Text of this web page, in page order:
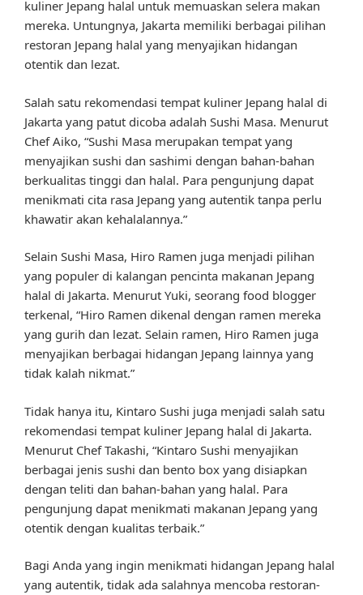
kuliner Jepang halal untuk memuaskan selera makan
mereka. Untungnya, Jakarta memiliki berbagai pilihan
restoran Jepang halal yang menyajikan hidangan
otentik dan lezat.
Salah satu rekomendasi tempat kuliner Jepang halal di
Jakarta yang patut dicoba adalah Sushi Masa. Menurut
Chef Aiko, “Sushi Masa merupakan tempat yang
menyajikan sushi dan sashimi dengan bahan-bahan
berkualitas tinggi dan halal. Para pengunjung dapat
menikmati cita rasa Jepang yang autentik tanpa perlu
khawatir akan kehalalannya.”
Selain Sushi Masa, Hiro Ramen juga menjadi pilihan
yang populer di kalangan pencinta makanan Jepang
halal di Jakarta. Menurut Yuki, seorang food blogger
terkenal, “Hiro Ramen dikenal dengan ramen mereka
yang gurih dan lezat. Selain ramen, Hiro Ramen juga
menyajikan berbagai hidangan Jepang lainnya yang
tidak kalah nikmat.”
Tidak hanya itu, Kintaro Sushi juga menjadi salah satu
rekomendasi tempat kuliner Jepang halal di Jakarta.
Menurut Chef Takashi, “Kintaro Sushi menyajikan
berbagai jenis sushi dan bento box yang disiapkan
dengan teliti dan bahan-bahan yang halal. Para
pengunjung dapat menikmati makanan Jepang yang
otentik dengan kualitas terbaik.”
Bagi Anda yang ingin menikmati hidangan Jepang halal
yang autentik, tidak ada salahnya mencoba restoran-